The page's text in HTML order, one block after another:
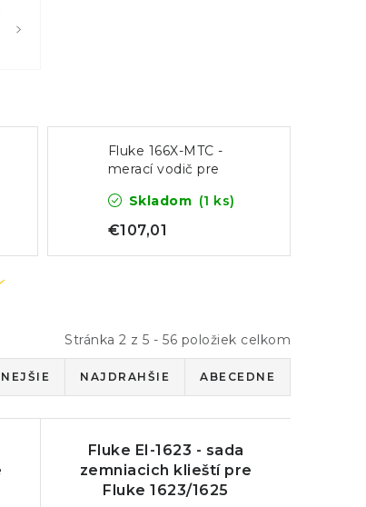
Fluke 166X-MTC -
merací vodič pre
Skladom (1 ks)
€107,01
Stránka 2 z 5 - 56 položiek celkom
NAJDRAHŠIE ABECEDNE
Fluke EI-1623 - sada
zemniacich klieští pre
Fluke 1623/1625